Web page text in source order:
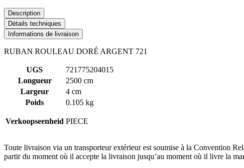
Description
Détails techniques
Informations de livraison
RUBAN ROULEAU DORÉ ARGENT 721
UGS
721775204015
Longueur
2500 cm
Largeur
4 cm
Poids
0.105 kg
Verkoopseenheid PIECE
Toute livraison via un transporteur extérieur est soumise à la Convention
partir du moment où il accepte la livraison jusqu’au moment où il livre la